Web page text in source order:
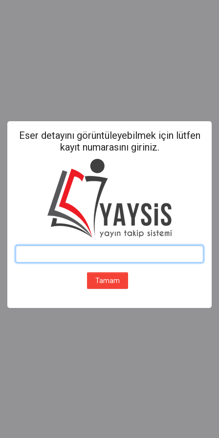
Eser detayını görüntüleyebilmek için lütfen
kayıt numarasını giriniz.
Tamam